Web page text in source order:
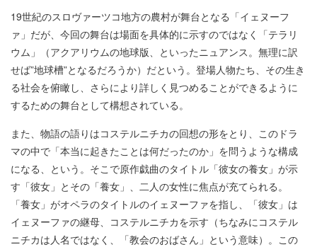
19世紀のスロヴァーツコ地方の農村が舞台となる「イェヌーフ
ァ」だが、今回の舞台は場面を具体的に示すのではなく「テラリ
ウム」（アクアリウムの地球版、といったニュアンス。無理に訳
せば”地球槽”となるだろうか）だという。登場人物たち、その生き
る社会を俯瞰し、さらにより詳しく見つめることができるように
するための舞台として構想されている。
また、物語の語りはコステルニチカの回想の形をとり、このドラ
マの中で「本当に起きたことは何だったのか」を問うような構成
になる、という。そこで原作戯曲のタイトル「彼女の養女」が示
す「彼女」とその「養女」、二人の女性に焦点が充てられる。
「養女」がオペラのタイトルのイェヌーファを指し、「彼女」は
イェヌーファの継母、コステルニチカを示す（ちなみにコステル
ニチカは人名ではなく、「教会のおばさん」という意味）。この